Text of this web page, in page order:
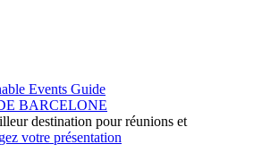
BARCELONE
destination pour réunions et
votre présentation